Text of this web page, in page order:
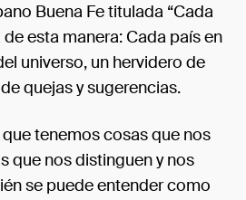
Buena Fe titulada “Cada
esta manera: Cada país en
universo, un hervidero de
quejas y sugerencias.
tenemos cosas que nos
que nos distinguen y nos
se puede entender como